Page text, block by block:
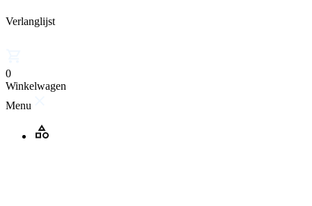
Verlanglijst
0
Winkelwagen
Menu